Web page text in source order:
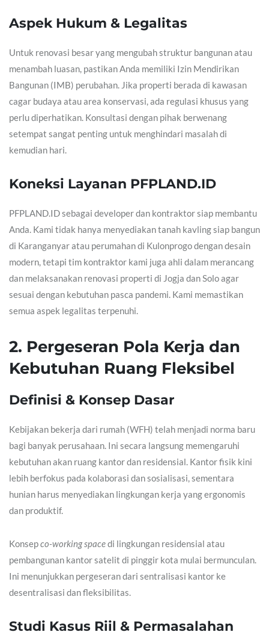
Aspek Hukum & Legalitas
Untuk renovasi besar yang mengubah struktur bangunan atau
menambah luasan, pastikan Anda memiliki Izin Mendirikan
Bangunan (IMB) perubahan. Jika properti berada di kawasan
cagar budaya atau area konservasi, ada regulasi khusus yang
perlu diperhatikan. Konsultasi dengan pihak berwenang
setempat sangat penting untuk menghindari masalah di
kemudian hari.
Koneksi Layanan PFPLAND.ID
PFPLAND.ID sebagai developer dan kontraktor siap membantu
Anda. Kami tidak hanya menyediakan tanah kavling siap bangun
di Karanganyar atau perumahan di Kulonprogo dengan desain
modern, tetapi tim kontraktor kami juga ahli dalam merancang
dan melaksanakan renovasi properti di Jogja dan Solo agar
sesuai dengan kebutuhan pasca pandemi. Kami memastikan
semua aspek legalitas terpenuhi.
2. Pergeseran Pola Kerja dan
Kebutuhan Ruang Fleksibel
Definisi & Konsep Dasar
Kebijakan bekerja dari rumah (WFH) telah menjadi norma baru
bagi banyak perusahaan. Ini secara langsung memengaruhi
kebutuhan akan ruang kantor dan residensial. Kantor fisik kini
lebih berfokus pada kolaborasi dan sosialisasi, sementara
hunian harus menyediakan lingkungan kerja yang ergonomis
dan produktif.
Konsepco-working spacedi lingkungan residensial atau
pembangunan kantor satelit di pinggir kota mulai bermunculan.
Ini menunjukkan pergeseran dari sentralisasi kantor ke
desentralisasi dan fleksibilitas.
Studi Kasus Riil & Permasalahan